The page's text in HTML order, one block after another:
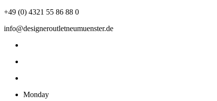
+49 (0) 4321 55 86 88 0
info@designeroutletneumuenster.de
Monday